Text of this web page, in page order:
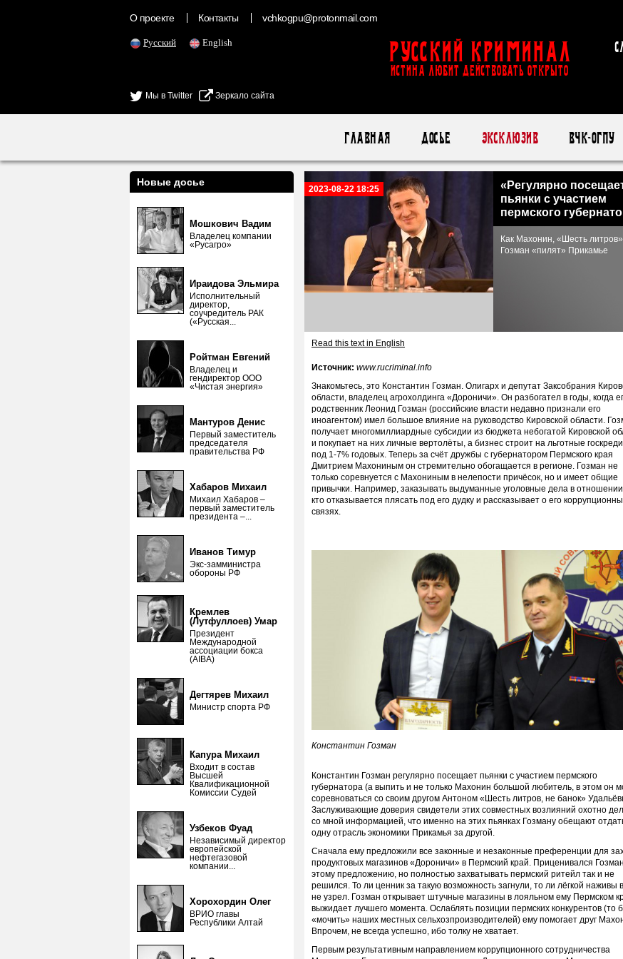
О проекте Контакты vchkogpu@protonmail.com
Русский English
Мы в Twitter Зеркало сайта
Русский Криминал
ИСТИНА ЛЮБИТ ДЕЙСТВОВАТЬ ОТКРЫТО
Главная Досье Эксклюзив ВЧК-ОГПУ
Новые досье
Мошкович Вадим
Владелец компании
«Русагро»
Ираидова Эльмира
Исполнительный
директор,
соучредитель РАК
(«Русская...
Ройтман Евгений
Владелец и
гендиректор ООО
«Чистая энергия»
Мантуров Денис
Первый заместитель
председателя
правительства РФ
Хабаров Михаил
Михаил Хабаров –
первый заместитель
президента –...
Иванов Тимур
Экс-замминистра
обороны РФ
Кремлев
(Лутфуллоев) Умар
Президент
Международной
ассоциации бокса
(AIBA)
Дегтярев Михаил
Министр спорта РФ
Капура Михаил
Входит в состав
Высшей
Квалификационной
Комиссии Судей
Узбеков Фуад
Независимый директор
европейской
нефтегазовой
компании...
Хорохордин Олег
ВРИО главы
Республики Алтай
2023-08-22 18:25
«Регулярно
пьянки с участием
пермского
Как Махонин, «Шесть
Гозман «пилят» Прикамье
Read this text in English
Источник: www.rucriminal.info
Знакомьтесь, это Константин Гозман. Олигарх и депутат Заксобрания
области, владелец агрохолдинга «Дороничи». Он разбогател в годы, когда
родственник Леонид Гозман (российские власти недавно признали его
иноагентом) имел большое влияние на руководство Кировской области.
получает многомиллиардные субсидии из бюджета небогатой Кировской
и покупает на них личные вертолёты, а бизнес строит на льготные
под 1-7% годовых. Теперь за счёт дружбы с губернатором Пермского края
Дмитрием Махониным он стремительно обогащается в регионе. Гозман не
только соревнуется с Махониным в нелепости причёсок, но и имеет общие
привычки. Например, заказывать выдуманные уголовные дела в
кто отказывается плясать под его дудку и рассказывает о его
связях.
Константин Гозман
Константин Гозман регулярно посещает пьянки с участием пермского
губернатора (а выпить и не только Махонин большой любитель, в этом он
соревноваться со своим другом Антоном «Шесть литров, не банок»
Заслуживающие доверия свидетели этих совместных возлияний охотно
со мной информацией, что именно на этих пьянках Гозману обещают
одну отрасль экономики Прикамья за другой.
Сначала ему предложили все законные и незаконные преференции для
продуктовых магазинов «Дороничи» в Пермский край. Приценивался
этому предложению, но полностью захватывать пермский ритейл так и не
решился. То ли ценник за такую возможность загнули, то ли лёгкой наживы
не узрел. Гозман открывает штучные магазины в лояльном ему Пермском
выжидает лучшего момента. Ослаблять позиции пермских конкурентов (то
«мочить» наших местных сельхозпроизводителей) ему помогает друг
Впрочем, не всегда успешно, ибо толку не хватает.
Первым результативным направлением коррупционного сотрудничества